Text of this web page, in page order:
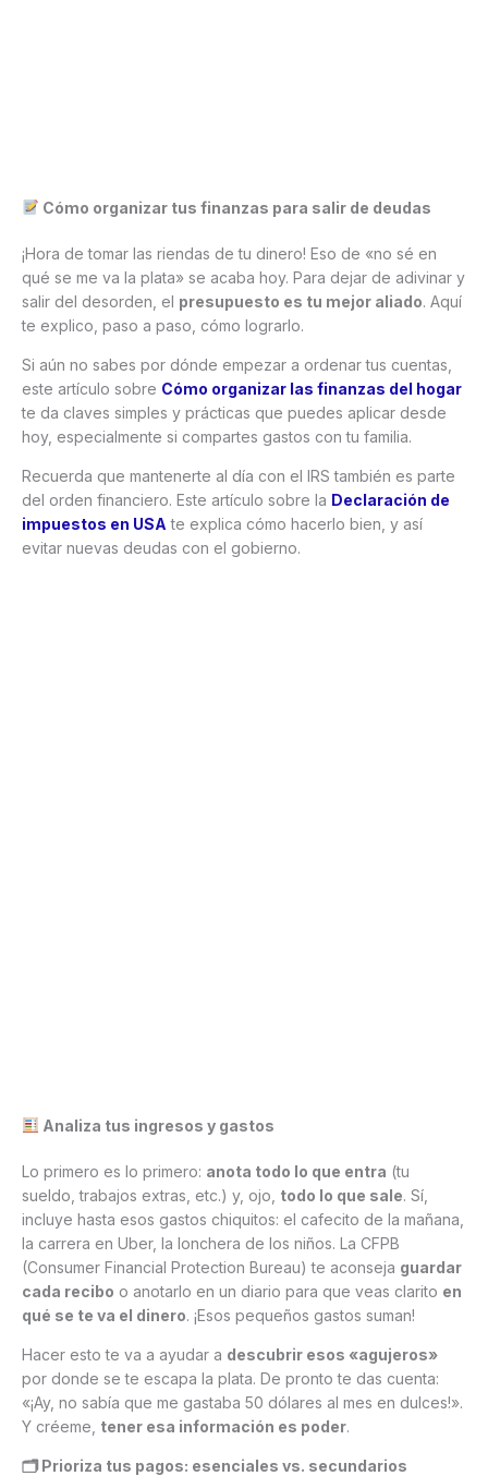
Cómo organizar tus finanzas para salir de deudas
¡Hora de tomar las riendas de tu dinero! Eso de «no sé en
qué se me va la plata» se acaba hoy. Para dejar de adivinar y
salir del desorden, el presupuesto es tu mejor aliado. Aquí
te explico, paso a paso, cómo lograrlo.
Si aún no sabes por dónde empezar a ordenar tus cuentas,
este artículo sobre Cómo organizar las finanzas del hogar
te da claves simples y prácticas que puedes aplicar desde
hoy, especialmente si compartes gastos con tu familia.
Recuerda que mantenerte al día con el IRS también es parte
del orden financiero. Este artículo sobre la Declaración de
impuestos en USA te explica cómo hacerlo bien, y así
evitar nuevas deudas con el gobierno.
Analiza tus ingresos y gastos
Lo primero es lo primero: anota todo lo que entra (tu
sueldo, trabajos extras, etc.) y, ojo, todo lo que sale. Sí,
incluye hasta esos gastos chiquitos: el cafecito de la mañana,
la carrera en Uber, la lonchera de los niños. La CFPB
(Consumer Financial Protection Bureau) te aconseja guardar
cada recibo o anotarlo en un diario para que veas clarito en
qué se te va el dinero. ¡Esos pequeños gastos suman!
Hacer esto te va a ayudar a descubrir esos «agujeros»
por donde se te escapa la plata. De pronto te das cuenta:
«¡Ay, no sabía que me gastaba 50 dólares al mes en dulces!».
Y créeme, tener esa información es poder.
🗂 Prioriza tus pagos: esenciales vs. secundarios